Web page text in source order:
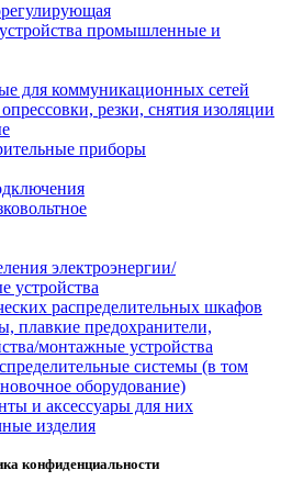
промышленные и
для коммуникационных сетей
резки, снятия изоляции
приборы
электроэнергии/
устройства
распределительных шкафов
плавкие предохранители,
монтажные устройства
системы (в том
оборудование)
и аксессуары для них
изделия
конфиденциальности